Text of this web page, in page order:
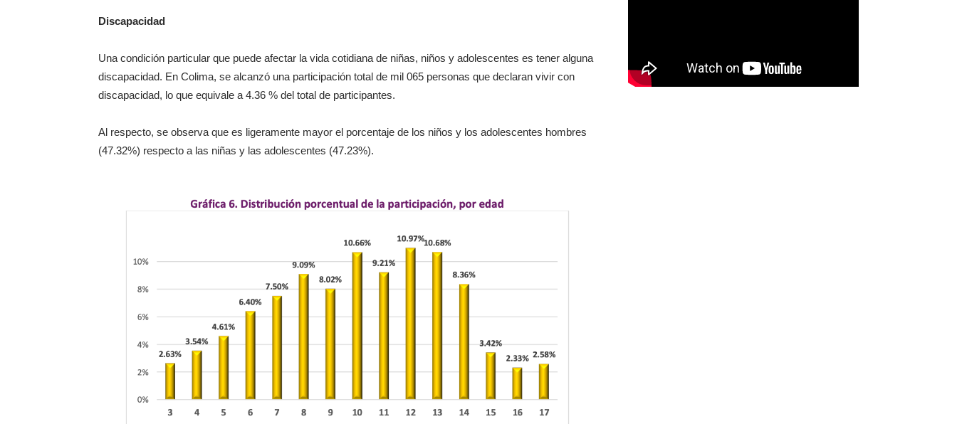
Discapacidad
Una condición particular que puede afectar la vida cotidiana de niñas, niños y adolescentes es tener alguna
discapacidad. En Colima, se alcanzó una participación total de mil 065 personas que declaran vivir con
discapacidad, lo que equivale a 4.36 % del total de participantes.
Al respecto, se observa que es ligeramente mayor el porcentaje de los niños y los adolescentes hombres
(47.32%) respecto a las niñas y las adolescentes (47.23%).